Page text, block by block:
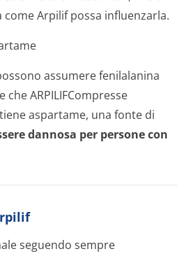
Arpilif possa influenzarla.
assumere fenilalanina
ARPILIFCompresse
aspartame, una fonte di
dannosa per persone con
seguendo sempre